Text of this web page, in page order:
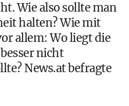
Wie also sollte man
halten? Wie mit
allem: Wo liegt die
nicht
News.at befragte